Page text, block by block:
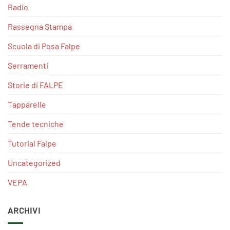
Radio
Rassegna Stampa
Scuola di Posa Falpe
Serramenti
Storie di FALPE
Tapparelle
Tende tecniche
Tutorial Falpe
Uncategorized
VEPA
ARCHIVI